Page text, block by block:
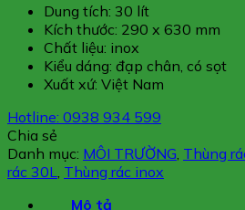
Dung tích: 30 lít
Kích thước: 290 x 630 mm
Chất liệu: inox
Kiểu dáng: đạp chân, có sọt
Xuất xứ: Việt Nam
Hotline: 0938 934 599
Chia sẻ
Danh mục: MÔI TRƯỜNG Thùng
rác 30L
Thùng rác inox
Mô tả